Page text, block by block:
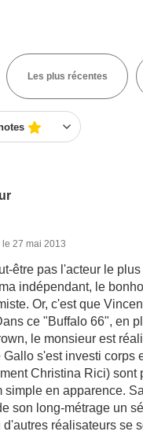
Les plus récentes
le 27 mai 2013
être pas l'acteur le
indépendant, le
Or, c'est que
ce "Buffalo 66", en
le monsieur est
s'est investi corps
Christina Rici) sont
simple en apparence.
son long-métrage un
d'autres réalisateurs se